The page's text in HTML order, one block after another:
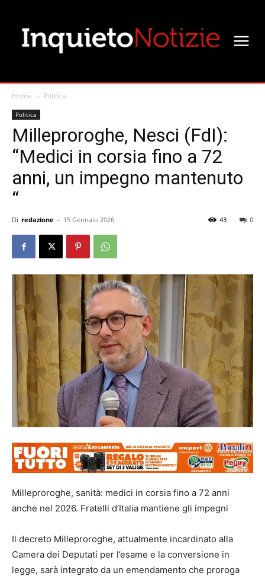
Home Politica
Politica
Milleproroghe, Nesci (FdI):
“Medici in corsia fino a 72
anni, un impegno mantenuto
“
Di redazione - 15 Gennaio 2026 0
43
Milleproroghe, sanità: medici in corsia fino a 72 anni
anche nel 2026. Fratelli d’Italia mantiene gli impegni
Il decreto Milleproroghe, attualmente incardinato alla
Camera dei Deputati per l’esame e la conversione in
legge, sarà integrato da un emendamento che proroga